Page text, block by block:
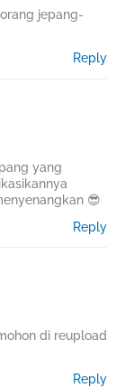
jepang-
Reply
yang
😎
Reply
di reupload
Reply